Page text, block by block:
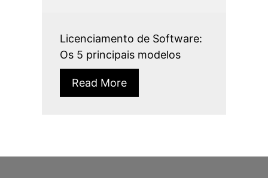
Licenciamento de Software:
Os 5 principais modelos
Read More